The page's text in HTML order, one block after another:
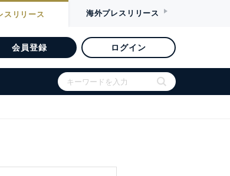
スリリース 海外プレスリリース
会員登録 ログイン